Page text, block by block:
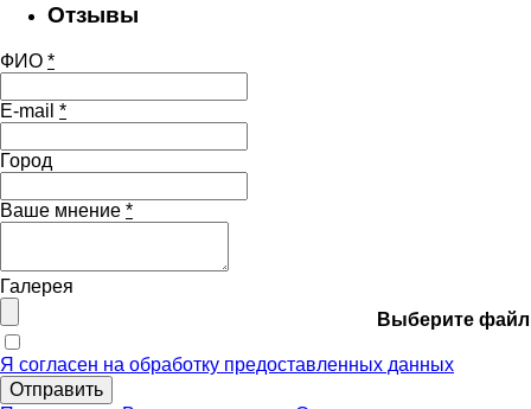
Отзывы
ФИО *
E-mail *
Город
Ваше мнение *
Галерея
Выберите файл
Я согласен на обработку предоставленных данных
Отправить